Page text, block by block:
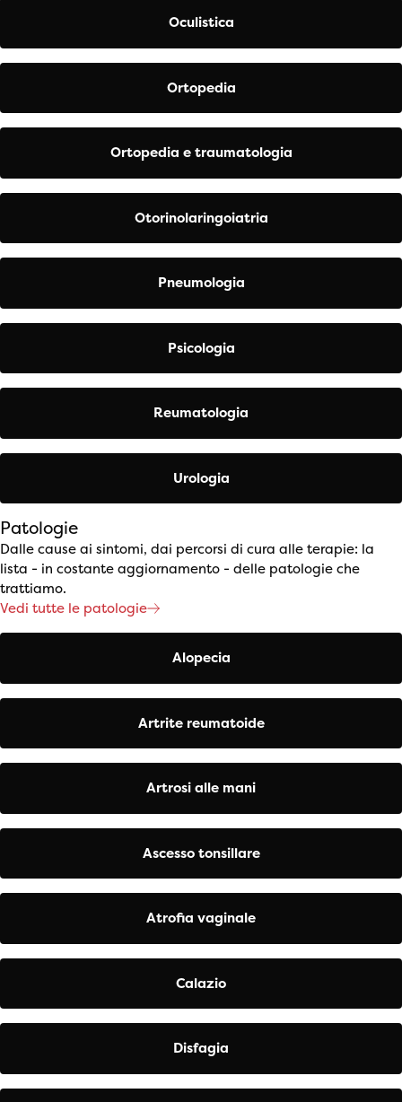
Oculistica
Ortopedia
Ortopedia e traumatologia
Otorinolaringoiatria
Pneumologia
Psicologia
Reumatologia
Urologia
Patologie
Dalle cause ai sintomi, dai percorsi di cura alle terapie: la
lista - in costante aggiornamento - delle patologie che
trattiamo.
Vedi tutte le patologie
Alopecia
Artrite reumatoide
Artrosi alle mani
Ascesso tonsillare
Atrofia vaginale
Calazio
Disfagia